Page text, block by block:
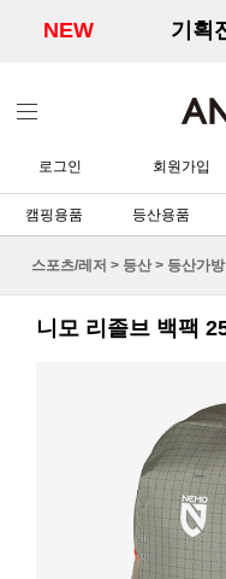
NEW 기획
로그인 회원가입
캠핑용품 등산용품
스포츠/레저 > 등산 > 등산가방
니모 리졸브 백팩